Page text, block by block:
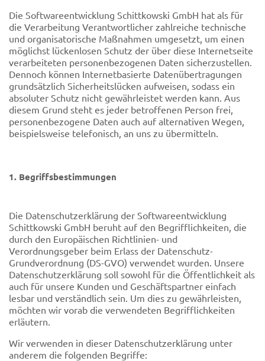
Die Softwareentwicklung Schittkowski GmbH hat als für
die Verarbeitung Verantwortlicher zahlreiche technische
und organisatorische Maßnahmen umgesetzt, um einen
möglichst lückenlosen Schutz der über diese Internetseite
verarbeiteten personenbezogenen Daten sicherzustellen.
Dennoch können Internetbasierte Datenübertragungen
grundsätzlich Sicherheitslücken aufweisen, sodass ein
absoluter Schutz nicht gewährleistet werden kann. Aus
diesem Grund steht es jeder betroffenen Person frei,
personenbezogene Daten auch auf alternativen Wegen,
beispielsweise telefonisch, an uns zu übermitteln.
1. Begriffsbestimmungen
Die Datenschutzerklärung der Softwareentwicklung
Schittkowski GmbH beruht auf den Begrifflichkeiten, die
durch den Europäischen Richtlinien- und
Verordnungsgeber beim Erlass der Datenschutz-
Grundverordnung (DS-GVO) verwendet wurden. Unsere
Datenschutzerklärung soll sowohl für die Öffentlichkeit als
auch für unsere Kunden und Geschäftspartner einfach
lesbar und verständlich sein. Um dies zu gewährleisten,
möchten wir vorab die verwendeten Begrifflichkeiten
erläutern.
Wir verwenden in dieser Datenschutzerklärung unter
anderem die folgenden Begriffe: